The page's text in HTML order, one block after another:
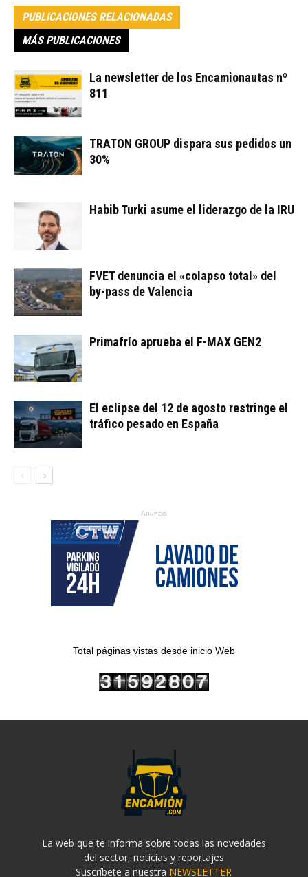
PUBLICACIONES RELACIONADAS
MÁS PUBLICACIONES
La newsletter de los Encamionautas nº
811
TRATON GROUP dispara sus pedidos un
30%
Habib Turki asume el liderazgo de la IRU
FVET denuncia el «colapso total» del
by-pass de Valencia
Primafrío aprueba el F-MAX GEN2
El eclipse del 12 de agosto restringe el
tráfico pesado en España
Anuncio
Total páginas vistas desde inicio Web
La web que te informa sobre todas las novedades
del sector, noticias y reportajes
Suscríbete a nuestra NEWSLETTER